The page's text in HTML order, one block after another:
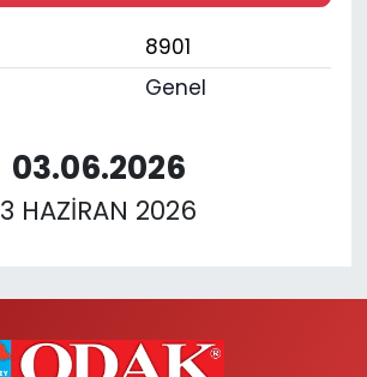
8901
Genel
03.06.2026
3 HAZİRAN 2026